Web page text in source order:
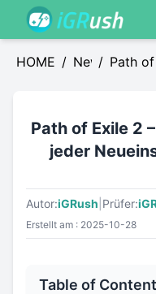
HOME / News
/ Path
Path of Exile 2
jeder
Autor:iGRush Prüfer:
Erstellt am : 2025-10-28
Table of